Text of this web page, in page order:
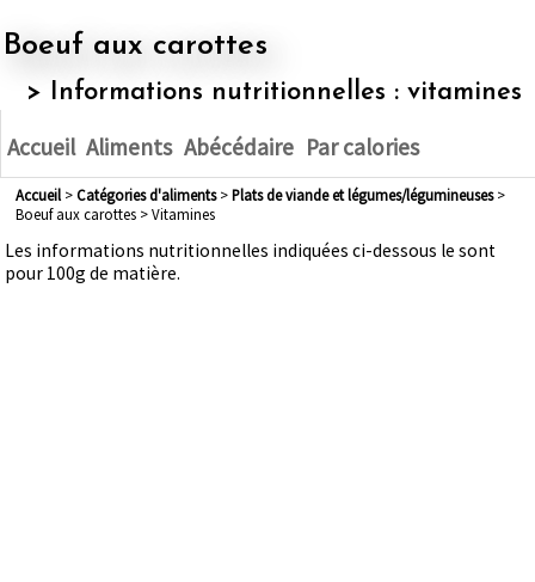
Boeuf aux carottes
> Informations nutritionnelles : vitamines
Accueil Aliments Abécédaire Par calories
Accueil> Catégories d'aliments> plats de viande et légumes/légumineuses>
Boeuf aux carottes > Vitamines
Les informations nutritionnelles indiquées ci-dessous le sont
pour 100g de matière.